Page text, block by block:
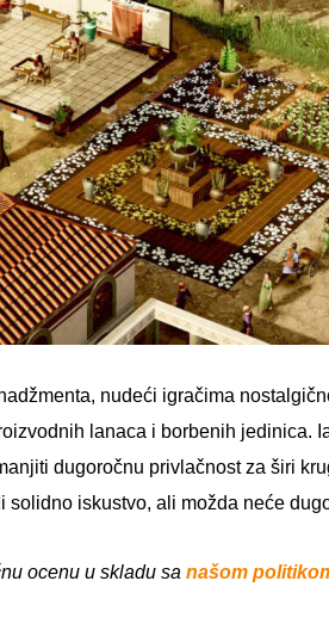
nudeći igračima
lanaca i borbenih jedinica.
dugoročnu privlačnost za širi
iskustvo, ali možda neće
ocenu u skladu sa našom